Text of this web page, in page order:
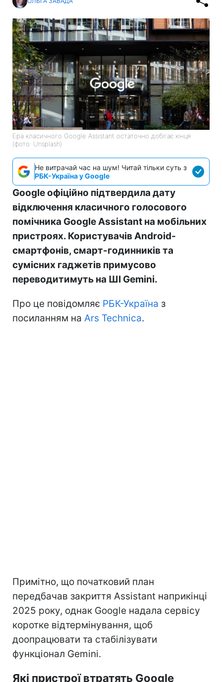
Ера класичного Google Assistant остаточно добігає кінця
(фото: Unsplash)
Не витрачай час на шум! Читай тільки суть з
РБК-Україна у Google
Google офіційно підтвердила дату
відключення класичного голосового
помічника Google Assistant на мобільних
пристроях. Користувачів Android-
смартфонів, смарт-годинників та
сумісних гаджетів примусово
переводитимуть на ШІ Gemini.
Про це повідомляє РБК-Україна з
посиланням на Ars Technica.
Примітно, що початковий план
передбачав закриття Assistant наприкінці
2025 року, однак Google надала сервісу
коротке відтермінування, щоб
доопрацювати та стабілізувати
функціонал Gemini.
Які пристрої втратять Google